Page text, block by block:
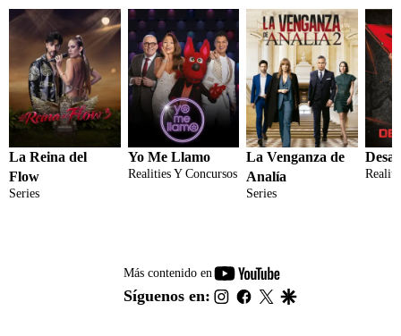
La Reina del
Flow
Series
Yo Me Llamo
Realities Y Concursos
La Venganza de
Analía
Series
Más contenido en
youtube-
footer
Síguenos en: instagram
facebook
twitter